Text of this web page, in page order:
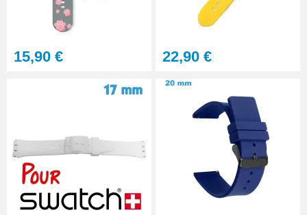
Sacoche Outils Horlogerie
complet de Réparation - 13
15,90 € 22,90 €